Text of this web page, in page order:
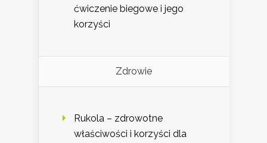
ćwiczenie biegowe i jego
korzyści
Zdrowie
Rukola – zdrowotne
właściwości i korzyści dla